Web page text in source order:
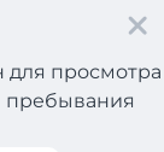
для просмотра
пребывания